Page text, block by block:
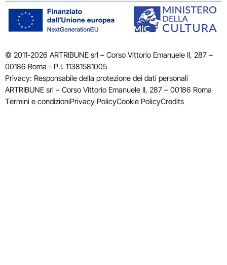
© 2011-2026 ARTRIBUNE srl – Corso Vittorio Emanuele II, 287 –
00186 Roma - P.I. 11381581005
Privacy: Responsabile della protezione dei dati personali
ARTRIBUNE srl – Corso Vittorio Emanuele II, 287 – 00186 Roma
Termini e condizioniPrivacy PolicyCookie PolicyCredits